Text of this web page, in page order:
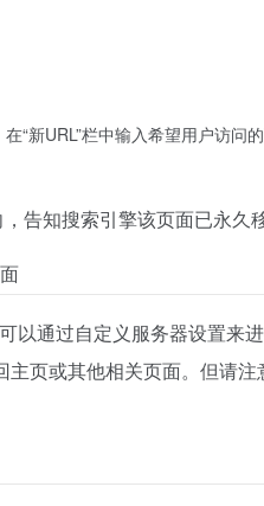
“新URL”栏中输入希望用户访问的
告知搜索引擎该页面已永久
以通过自定义服务器设置来
页或其他相关页面。但请